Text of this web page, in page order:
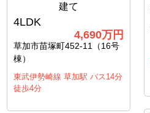
4LDK
4,690万円
草加市苗塚町452-11（16号
棟）
東武伊勢崎線 草加駅 バス14分
徒歩4分